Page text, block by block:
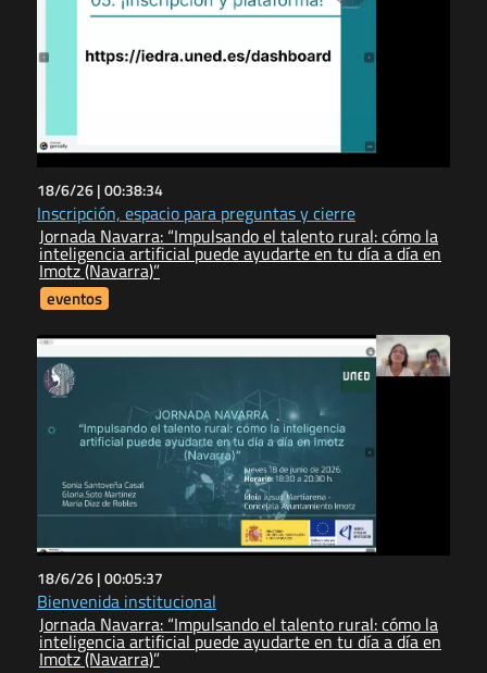
18/6/26 |00:38:34
Inscripción, espacio para preguntas y cierre
Jornada Navarra: “Impulsando el talento rural: cómo la
inteligencia artificial puede ayudarte en tu día a día en
Imotz (Navarra)”
eventos
18/6/26 |00:05:37
Bienvenida institucional
Jornada Navarra: “Impulsando el talento rural: cómo la
inteligencia artificial puede ayudarte en tu día a día en
Imotz (Navarra)”